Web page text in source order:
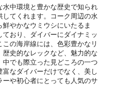
中環境と豊かな歴史で知られ
てくれます。コーク周辺の水
やかなウミウシにいたるま
おり、ダイバーにダイナミッ
の海岸線には、色彩豊かなリ
史的なレックなど、魅力的な
でも際立った見どころの一つ
なダイバーだけでなく、美し
や初心者にとっても人気のサ